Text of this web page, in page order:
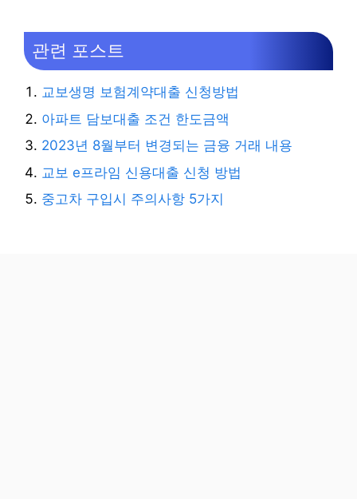
관련 포스트
교보생명 보험계약대출 신청방법
아파트 담보대출 조건 한도금액
2023년 8월부터 변경되는 금융 거래 내용
교보 e프라임 신용대출 신청 방법
중고차 구입시 주의사항 5가지